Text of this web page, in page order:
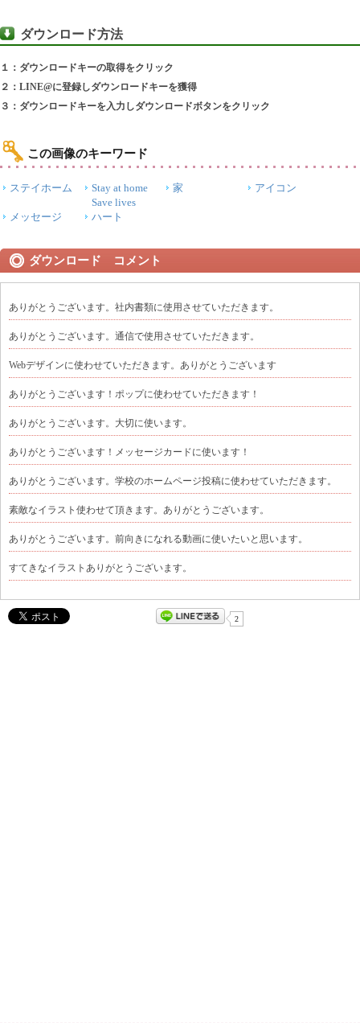
ダウンロード方法
１：ダウンロードキーの取得をクリック
２：LINE@に登録しダウンロードキーを獲得
３：ダウンロードキーを入力しダウンロードボタンをクリック
この画像のキーワード
ステイホーム
Stay at home
Save lives
家 アイコン
メッセージ ハート
ダウンロード コメント
ありがとうございます。社内書類に使用させていただきます。
ありがとうございます。通信で使用させていただきます。
Webデザインに使わせていただきます。ありがとうございます
ありがとうございます！ポップに使わせていただきます！
ありがとうございます。大切に使います。
ありがとうございます！メッセージカードに使います！
ありがとうございます。学校のホームページ投稿に使わせていただきます。
素敵なイラスト使わせて頂きます。ありがとうございます。
ありがとうございます。前向きになれる動画に使いたいと思います。
すてきなイラストありがとうございます。
2